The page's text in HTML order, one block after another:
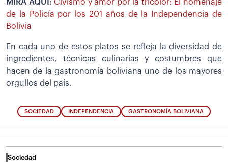
MIRA AQUÍ: Civismo y amor por la tricolor: El homenaje
de la Policía por los 201 años de la Independencia de
Bolivia
En cada uno de estos platos se refleja la diversidad de
ingredientes, técnicas culinarias y costumbres que
hacen de la gastronomía boliviana uno de los mayores
orgullos del país.
SOCIEDAD INDEPENDENCIA GASTRONOMÍA BOLIVIANA
Sociedad